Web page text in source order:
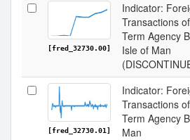
[fred_32730.00]
Indicator:
Transactions
Term Agency
Isle of Man
[fred_32730.01]
Indicator:
Transactions
Term Agency
Man